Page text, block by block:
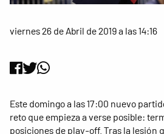
viernes 26 de Abril de 2019 a las 14:16
Este domingo a las 17:00 nuevo
reto que empieza a verse posible:
posiciones de play-off. Tras la lesión